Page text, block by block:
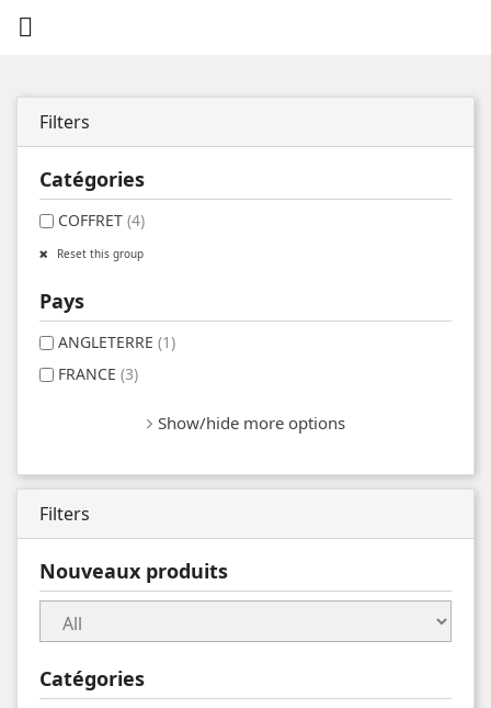

Filters
Catégories
COFFRET (4)
Reset this group
Pays
ANGLETERRE (1)
FRANCE (3)
Show/hide more options
Filters
Nouveaux produits
Catégories